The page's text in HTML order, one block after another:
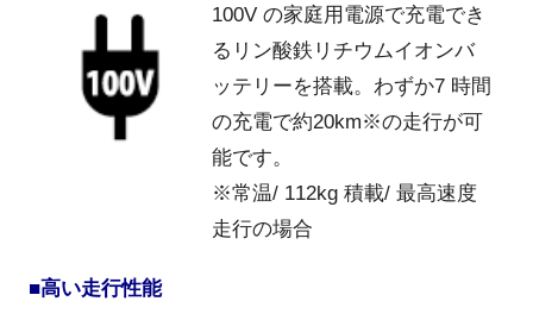
100V の家庭用電源で充電でき
るリン酸鉄リチウムイオンバ
ッテリーを搭載。わずか7 時間
の充電で約20km※の走行が可
能です。
※常温/ 112kg 積載/ 最高速度
走行の場合
■高い走行性能